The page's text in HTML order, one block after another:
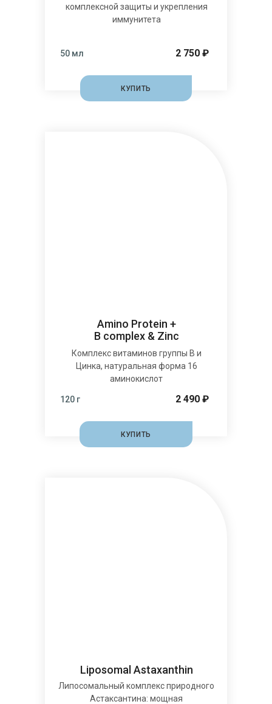
50 мл
комплексной защиты и укрепления
иммунитета
КУПИТЬ
2 750 ₽
120 г 2 490 ₽
Комплекс витаминов группы В и
Цинка, натуральная форма 16
аминокислот
Amino Protein +
B complex & Zinc
КУПИТЬ
Липосомальный комплекс природного
Астаксантина: мощная
Liposomal Astaxanthin